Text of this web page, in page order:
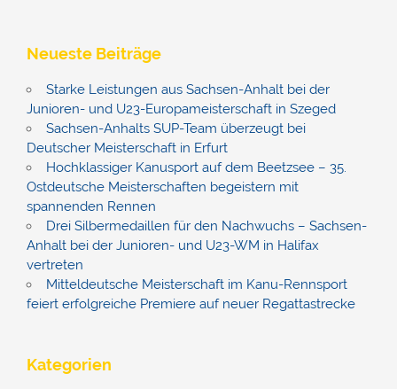
Neueste Beiträge
Starke Leistungen aus Sachsen-Anhalt bei der
Junioren- und U23-Europameisterschaft in Szeged
Sachsen-Anhalts SUP-Team überzeugt bei
Deutscher Meisterschaft in Erfurt
Hochklassiger Kanusport auf dem Beetzsee – 35.
Ostdeutsche Meisterschaften begeistern mit
spannenden Rennen
Drei Silbermedaillen für den Nachwuchs – Sachsen-
Anhalt bei der Junioren- und U23-WM in Halifax
vertreten
Mitteldeutsche Meisterschaft im Kanu-Rennsport
feiert erfolgreiche Premiere auf neuer Regattastrecke
Kategorien